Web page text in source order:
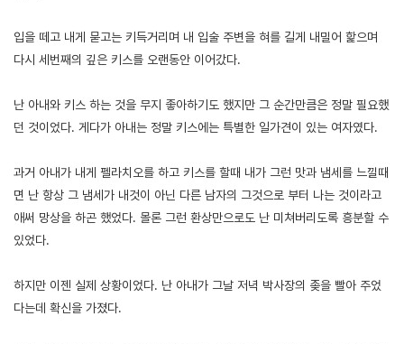
입을 떼고 내게 묻고는 키득거리며 내 입술 주변을 혀를 길게 내밀어 핥으며
다시 세번째의 깊은 키스를 오랜동안 이어갔다.
난 아내와 키스 하는 것을 무지 좋아하기도 했지만 그 순간만큼은 정말 필요했
던 것이었다. 게다가 아내는 정말 키스에는 특별한 일가견이 있는 여자였다.
과거 아내가 내게 펠라치오를 하고 키스를 할때 내가 그런 맛과 냄세를 느낄때
면 난 항상 그 냄세가 내것이 아닌 다른 남자의 그것으로 부터 나는 것이라고
애써 망상을 하곤 했었다. 몰론 그런 환상만으로도 난 미쳐버리도록 흥분할 수
있었다.
하지만 이젠 실제 상황이었다. 난 아내가 그날 저녁 박사장의 좆을 빨아 주었
다는데 확신을 가졌다.